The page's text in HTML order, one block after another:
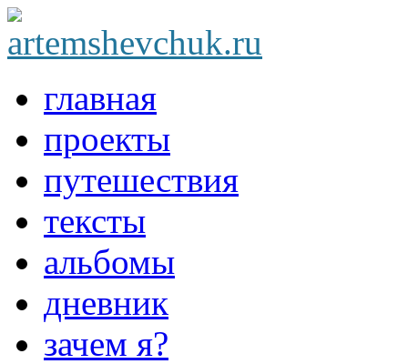
главная
проекты
путешествия
тексты
альбомы
дневник
зачем я?